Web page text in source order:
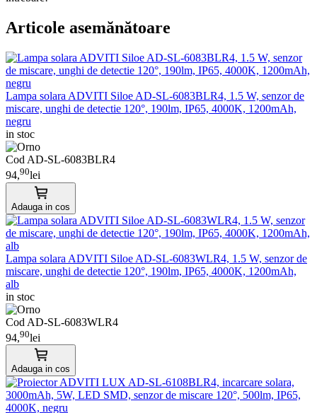
Articole asemănătoare
Lampa solara ADVITI Siloe AD-SL-6083BLR4, 1.5 W, senzor de
miscare, unghi de detectie 120°, 190lm, IP65, 4000K, 1200mAh,
negru
in stoc
Cod AD-SL-6083BLR4
94,90lei
Adauga in cos
Lampa solara ADVITI Siloe AD-SL-6083WLR4, 1.5 W, senzor de
miscare, unghi de detectie 120°, 190lm, IP65, 4000K, 1200mAh,
alb
in stoc
Cod AD-SL-6083WLR4
94,90lei
Adauga in cos